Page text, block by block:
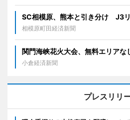
SC相模原、熊本と引き分け J3
相模原町田経済新聞
関門海峡花火大会、無料エリアな
小倉経済新聞
プレスリリ